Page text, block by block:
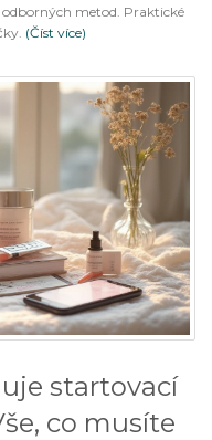
metod. Praktické
(Číst více)
startovací
co musíte